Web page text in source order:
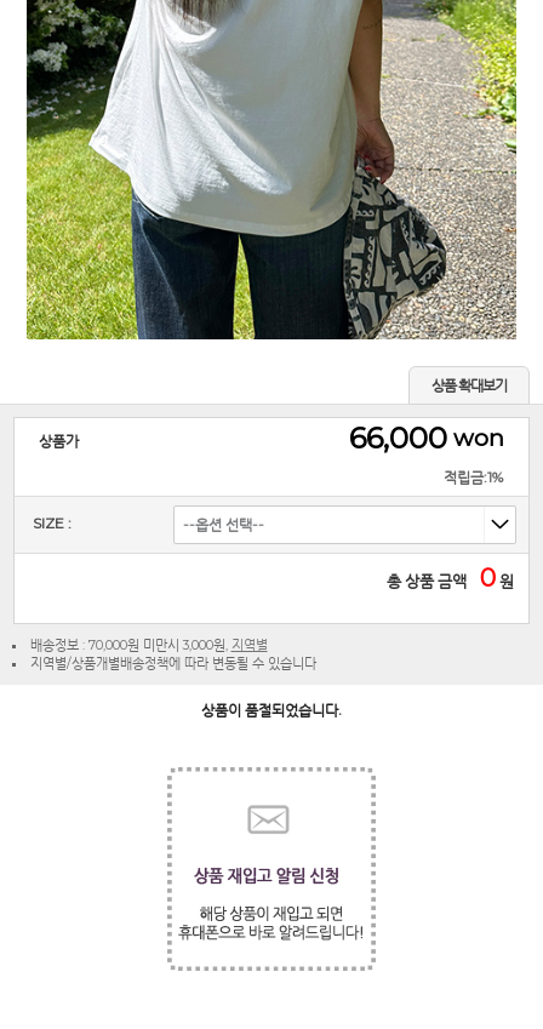
상품 확대보기
상품가 66,000 won
적립금:1%
SIZE :
총 상품 금액 0 원
배송정보 : 70,000원 미만시 3,000원, 지역별
지역별/상품개별배송정책에 따라 변동될 수 있습니다
상품이 품절되었습니다.